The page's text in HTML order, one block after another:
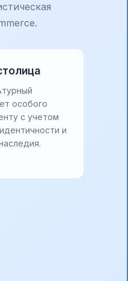
особого
с учетом
и